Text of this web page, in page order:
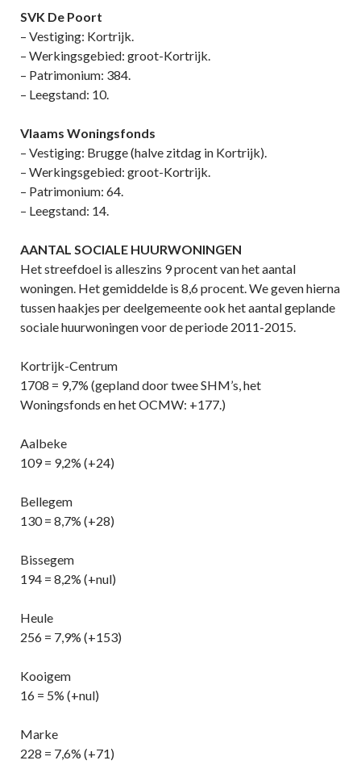
SVK De Poort
– Vestiging: Kortrijk.
– Werkingsgebied: groot-Kortrijk.
– Patrimonium: 384.
– Leegstand: 10.
Vlaams Woningsfonds
– Vestiging: Brugge (halve zitdag in Kortrijk).
– Werkingsgebied: groot-Kortrijk.
– Patrimonium: 64.
– Leegstand: 14.
AANTAL SOCIALE HUURWONINGEN
Het streefdoel is alleszins 9 procent van het aantal
woningen. Het gemiddelde is 8,6 procent. We geven hierna
tussen haakjes per deelgemeente ook het aantal geplande
sociale huurwoningen voor de periode 2011-2015.
Kortrijk-Centrum
1708 = 9,7% (gepland door twee SHM’s, het
Woningsfonds en het OCMW: +177.)
Aalbeke
109 = 9,2% (+24)
Bellegem
130 = 8,7% (+28)
Bissegem
194 = 8,2% (+nul)
Heule
256 = 7,9% (+153)
Kooigem
16 = 5% (+nul)
Marke
228 = 7,6% (+71)